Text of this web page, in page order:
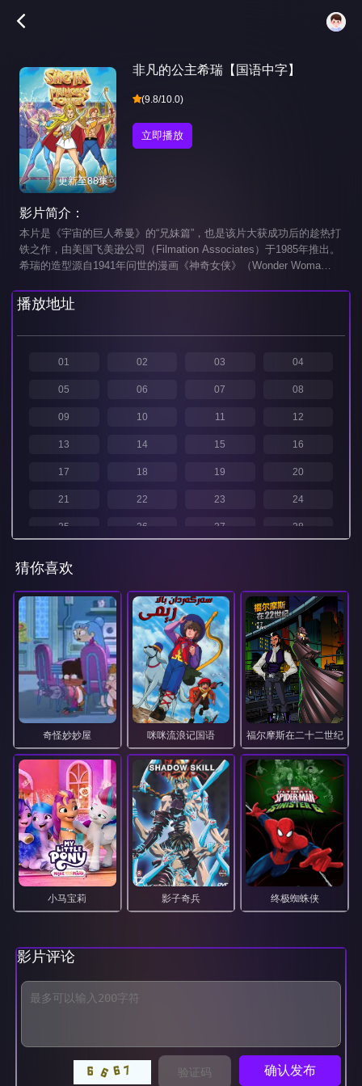
更新至88集
非凡的公主希瑞【国语中字】
(9.8/10.0)
立即播放
影片简介：
本片是《宇宙的巨人希曼》的“兄妹篇”，也是该片大获成功后的趁热打
铁之作，由美国飞美逊公司（Filmation Associates）于1985年推出。
希瑞的造型源自1941年问世的漫画《神奇女侠》（Wonder Woma
我是水晶城堡的保护者。这，是顺马风，我的坐骑。有一天，我获得
了奇迹般的秘密，当我抽出剑说：‘赐于我力量吧……She-Ra，She-R
播放地址
01 02 03 04
05 06 07 08
09 10 11 12
13 14 15 16
17 18 19 20
21 22 23 24
25 26 27 28
37 38 39 40
42 43 44
45 46 47 48
49 50 51 52
53 54 55 56
57 58 59 60
61 62 63 64
65 66 68
69 70 71 72
73 74 75 76
77 78 79 80
81 82 83 84
猜你喜欢
奇怪妙妙屋 咪咪流浪记国语 福尔摩斯在二十二世纪
小马宝莉 影子奇兵 终极蜘蛛侠
影片评论
确认发布